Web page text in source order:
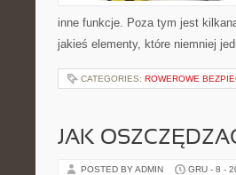
inne funkcje. Poza tym jest
jakieś elementy, które niemniej
CATEGORIES: ROWEROWE
JAK
POSTED BY ADMIN GRU - 8 -